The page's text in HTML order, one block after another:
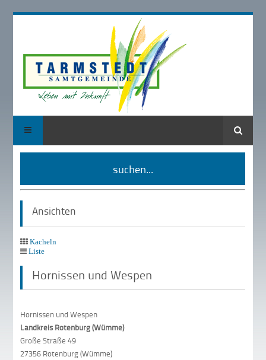
Suche
suchen...
Ansichten
Kacheln
Liste
Hornissen und Wespen
Hornissen und Wespen
Landkreis Rotenburg (Wümme)
Große Straße 49
27356 Rotenburg (Wümme)